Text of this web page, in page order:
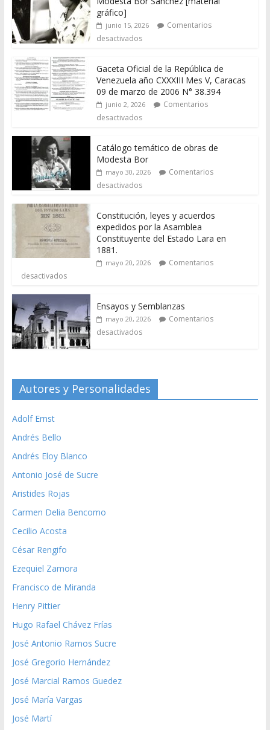
gráfico]
junio 15, 2026
Comentarios
desactivados
Gaceta Oficial de la República de
Venezuela año CXXXIII Mes V, Caracas
09 de marzo de 2006 N° 38.394
junio 2, 2026
Comentarios
desactivados
Catálogo temático de obras de
Modesta Bor
mayo 30, 2026
Comentarios
desactivados
Constitución, leyes y acuerdos
expedidos por la Asamblea
Constituyente del Estado Lara en
1881.
mayo 20, 2026
Comentarios
desactivados
Ensayos y Semblanzas
mayo 20, 2026
Comentarios
desactivados
Autores y Personalidades
Adolf Ernst
Andrés Bello
Andrés Eloy Blanco
Antonio José de Sucre
Aristides Rojas
Carmen Delia Bencomo
Cecilio Acosta
César Rengifo
Ezequiel Zamora
Francisco de Miranda
Henry Pittier
Hugo Rafael Chávez Frías
José Antonio Ramos Sucre
José Gregorio Hernández
José Marcial Ramos Guedez
José María Vargas
José Martí